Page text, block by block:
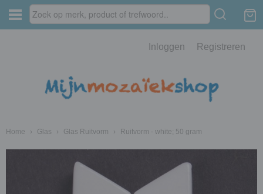
Inloggen Registreren
Home › Glas › Glas Ruitvorm › Ruitvorm - white; 50 gram